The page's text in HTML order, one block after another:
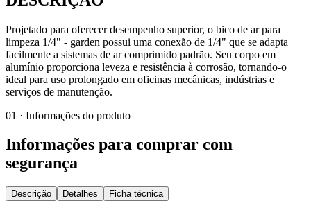
Projetado para oferecer desempenho superior, o bico de ar para
limpeza 1/4" - garden possui uma conexão de 1/4" que se adapta
facilmente a sistemas de ar comprimido padrão. Seu corpo em
alumínio proporciona leveza e resistência à corrosão, tornando-o
ideal para uso prolongado em oficinas mecânicas, indústrias e
serviços de manutenção.
01 · Informações do produto
Informações para comprar com
segurança
Descrição Detalhes Ficha técnica